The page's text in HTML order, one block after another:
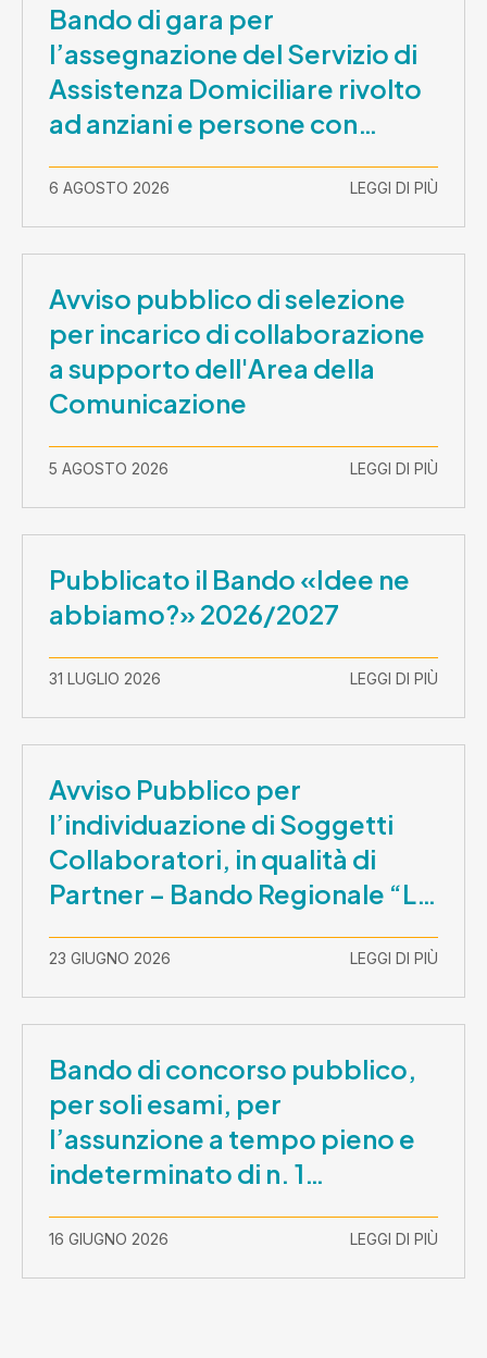
Bando di gara per
l’assegnazione del Servizio di
Assistenza Domiciliare rivolto
ad anziani e persone con
2026-30 settembre 2029
6 AGOSTO 2026 LEGGI DI PIÙ
Avviso pubblico di selezione
per incarico di collaborazione
a supporto dell'Area della
Comunicazione
5 AGOSTO 2026 LEGGI DI PIÙ
Pubblicato il Bando «Idee ne
abbiamo?» 2026/2027
31 LUGLIO 2026 LEGGI DI PIÙ
Avviso Pubblico per
l’individuazione di Soggetti
Collaboratori, in qualità di
Partner – Bando Regionale “La
Lombardia è dei Giovani 2026”
– CUP E81B26000210003
23 GIUGNO 2026 LEGGI DI PIÙ
Bando di concorso pubblico,
per soli esami, per
l’assunzione a tempo pieno e
indeterminato di n. 1
Assistente Sociale –
Comunicazione prova scritta e
prova orale
16 GIUGNO 2026 LEGGI DI PIÙ